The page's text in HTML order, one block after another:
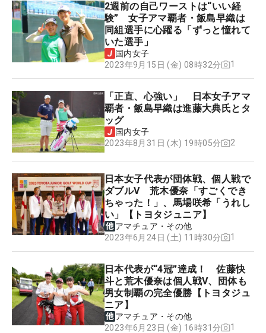
2週前の自己ワーストは“いい経
験” 女子アマ覇者・飯島早織は
同組選手に心躍る「ずっと憧れて
いた選手」
国内女子
2023年9月15日 (金) 08時32分
1
「正直、心強い」 日本女子アマ
覇者・飯島早織は進藤大典氏とタ
ッグ
国内女子
2023年8月31日 (木) 19時05分
2
日本女子代表が団体戦、個人戦で
ダブルV 荒木優奈「すごくでき
ちゃった！」、馬場咲希「うれし
い」【トヨタジュニア】
アマチュア・その他
2023年6月24日 (土) 11時30分
1
日本代表が“4冠”達成！ 佐藤快
斗と荒木優奈は個人戦V、団体も
男女制覇の完全優勝【トヨタジュ
ニア】
アマチュア・その他
2023年6月23日 (金) 16時31分
1